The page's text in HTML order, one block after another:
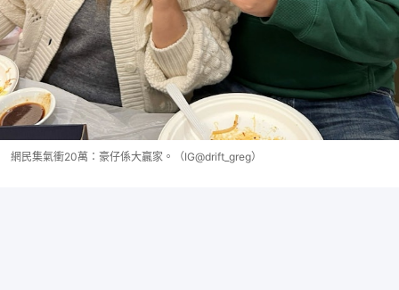
網民集氣衝20萬：豪仔係大贏家。（IG@drift_greg）